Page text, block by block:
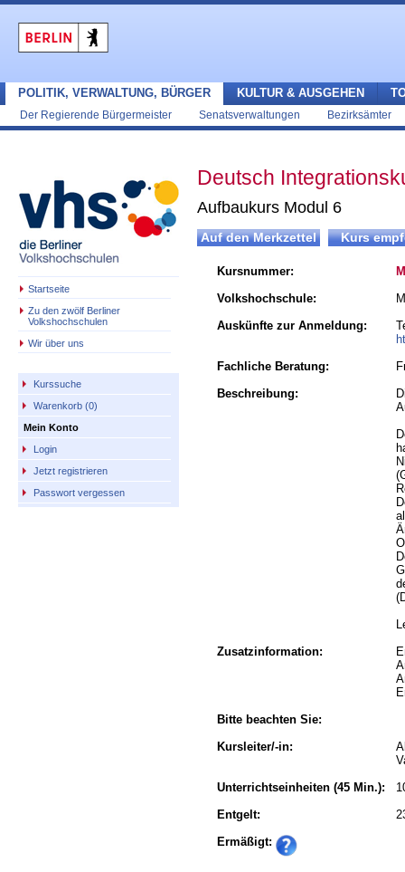
POLITIK, VERWALTUNG, BÜRGER
Der Regierende Bürgermeister Senatsverwaltungen Bezirksämter
KULTUR & AUSGEHEN
Startseite
Zu den zwölf Berliner
Volkshochschulen
Wir über uns
Kurssuche
Warenkorb (0)
Mein Konto
Login
Jetzt registrieren
Passwort vergessen
Deutsch
Aufbaukurs Modul 6
Kursnummer:
Volkshochschule:
Auskünfte zur Anmeldung:
Fachliche Beratung:
Beschreibung:
Zusatzinformation:
Bitte beachten Sie:
Kursleiter/-in:
Unterrichtseinheiten (45 Min.):
Entgelt:
Ermäßigt: